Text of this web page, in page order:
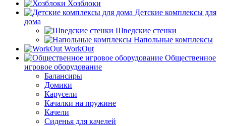
Хозблоки
Детские комплексы для
дома
Шведские стенки
Напольные комплексы
WorkOut
Общественное
игровое оборудование
Балансиры
Домики
Карусели
Качалки на пружине
Качели
Сиденья для качелей